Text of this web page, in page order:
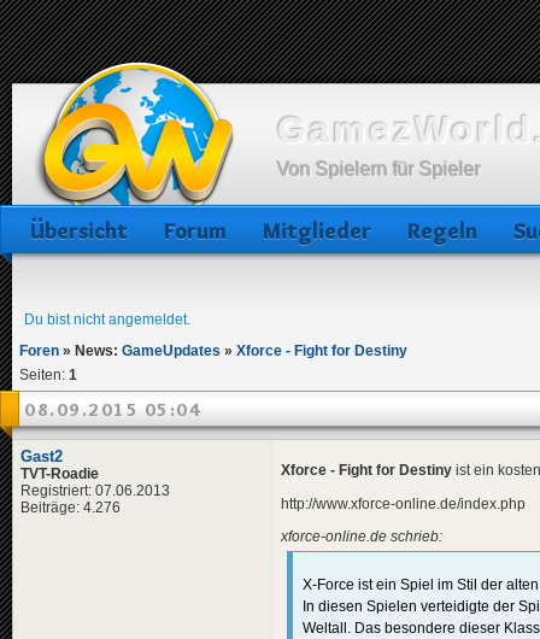
Von Spielern für Spieler
Übersicht Forum Mitglieder Regeln
Du bist nicht angemeldet.
Foren » News: GameUpdates » Xforce - Fight for Destiny
Seiten: 1
08.09.2015 05:04
Gast2
TVT-Roadie
Registriert: 07.06.2013
Beiträge: 4.276
Xforce - Fight for Destiny ist ein
http://www.xforce-online.de/index.php
xforce-online.de schrieb:
X-Force ist ein Spiel im Stil der
In diesen Spielen verteidigte der
Weltall. Das besondere dieser